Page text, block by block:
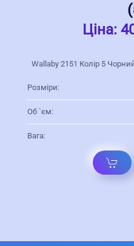
Ціна:
Wallaby 2151 Колір 5
Розміри:
Об `єм:
Вага: